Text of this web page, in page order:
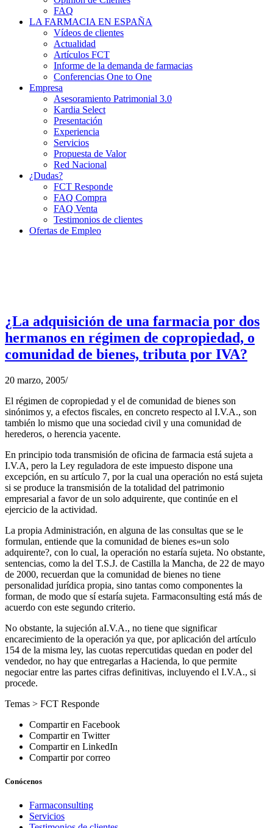
FAQ
LA FARMACIA EN ESPAÑA
Vídeos de clientes
Actualidad
Artículos FCT
Informe de la demanda de farmacias
Conferencias One to One
Empresa
Asesoramiento Patrimonial 3.0
Kardia Select
Presentación
Experiencia
Servicios
Propuesta de Valor
Red Nacional
¿Dudas?
FCT Responde
FAQ Compra
FAQ Venta
Testimonios de clientes
Ofertas de Empleo
¿La adquisición de una farmacia por dos
hermanos en régimen de copropiedad, o
comunidad de bienes, tributa por IVA?
20 marzo, 2005/
El régimen de copropiedad y el de comunidad de bienes son
sinónimos y, a efectos fiscales, en concreto respecto al I.V.A., son
también lo mismo que una sociedad civil y una comunidad de
herederos, o herencia yacente.
En principio toda transmisión de oficina de farmacia está sujeta a
I.V.A, pero la Ley reguladora de este impuesto dispone una
excepción, en su artículo 7, por la cual una operación no está sujeta
si se produce la transmisión de la totalidad del patrimonio
empresarial a favor de un solo adquirente, que continúe en el
ejercicio de la actividad.
La propia Administración, en alguna de las consultas que se le
formulan, entiende que la comunidad de bienes es»un solo
adquirente?, con lo cual, la operación no estaría sujeta. No obstante,
sentencias, como la del T.S.J. de Castilla la Mancha, de 22 de mayo
de 2000, recuerdan que la comunidad de bienes no tiene
personalidad jurídica propia, sino tantas como componentes la
forman, de modo que sí estaría sujeta. Farmaconsulting está más de
acuerdo con este segundo criterio.
No obstante, la sujeción aI.V.A., no tiene que significar
encarecimiento de la operación ya que, por aplicación del artículo
154 de la misma ley, las cuotas repercutidas quedan en poder del
vendedor, no hay que entregarlas a Hacienda, lo que permite
negociar entre las partes cifras definitivas, incluyendo el I.V.A., si
procede.
Temas > FCT Responde
Compartir en Facebook
Compartir en Twitter
Compartir en LinkedIn
Compartir por correo
Conócenos
Farmaconsulting
Servicios